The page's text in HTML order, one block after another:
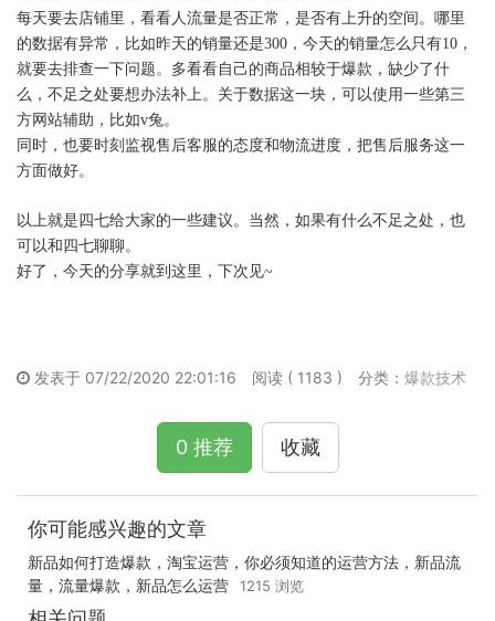
每天要去店铺里，看看人流量是否正常，是否有上升的空间。哪里
的数据有异常，比如昨天的销量还是300，今天的销量怎么只有10，
就要去排查一下问题。多看看自己的商品相较于爆款，缺少了什
么，不足之处要想办法补上。关于数据这一块，可以使用一些第三
方网站辅助，比如v兔。
同时，也要时刻监视售后客服的态度和物流进度，把售后服务这一
方面做好。
以上就是四七给大家的一些建议。当然，如果有什么不足之处，也
可以和四七聊聊。
好了，今天的分享就到这里，下次见~
发表于 07/22/2020 22:01:16 阅读 ( 1183 ) 分类： 爆款技术
0 推荐 收藏
你可能感兴趣的文章
新品如何打造爆款，淘宝运营，你必须知道的运营方法，新品流
量，流量爆款，新品怎么运营
1215 浏览